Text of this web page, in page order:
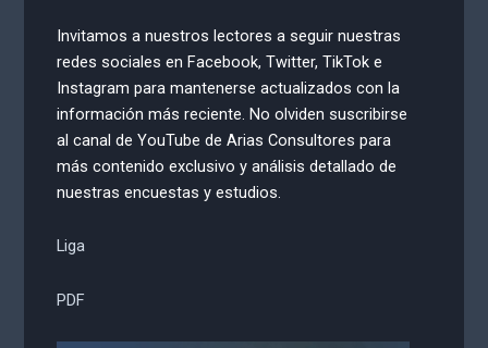
Invitamos a nuestros lectores a seguir nuestras
redes sociales en Facebook, Twitter, TikTok e
Instagram para mantenerse actualizados con la
información más reciente. No olviden suscribirse
al canal de YouTube de Arias Consultores para
más contenido exclusivo y análisis detallado de
nuestras encuestas y estudios.
Liga
PDF